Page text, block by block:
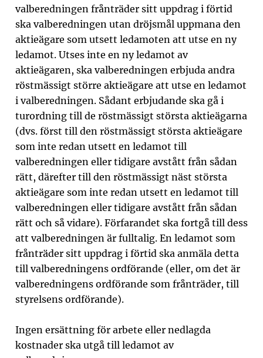
valberedningen frånträder sitt uppdrag i förtid
ska valberedningen utan dröjsmål uppmana den
aktieägare som utsett ledamoten att utse en ny
ledamot. Utses inte en ny ledamot av
aktieägaren, ska valberedningen erbjuda andra
röstmässigt större aktieägare att utse en ledamot
i valberedningen. Sådant erbjudande ska gå i
turordning till de röstmässigt största aktieägarna
(dvs. först till den röstmässigt största aktieägare
som inte redan utsett en ledamot till
valberedningen eller tidigare avstått från sådan
rätt, därefter till den röstmässigt näst största
aktieägare som inte redan utsett en ledamot till
valberedningen eller tidigare avstått från sådan
rätt och så vidare). Förfarandet ska fortgå till dess
att valberedningen är fulltalig. En ledamot som
frånträder sitt uppdrag i förtid ska anmäla detta
till valberedningens ordförande (eller, om det är
valberedningens ordförande som frånträder, till
styrelsens ordförande).
Ingen ersättning för arbete eller nedlagda
kostnader ska utgå till ledamot av